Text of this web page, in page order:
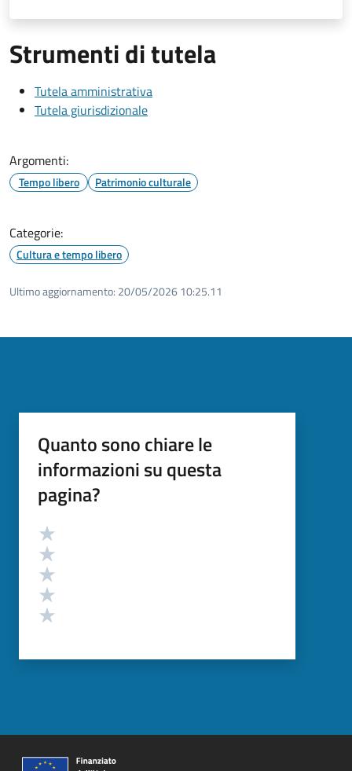
Strumenti di tutela
Tutela amministrativa
Tutela giurisdizionale
Argomenti:
Tempo libero Patrimonio culturale
Categorie:
Cultura e tempo libero
Ultimo aggiornamento: 20/05/2026 10:25.11
Quanto sono chiare le
informazioni su questa
pagina?
Valutazione